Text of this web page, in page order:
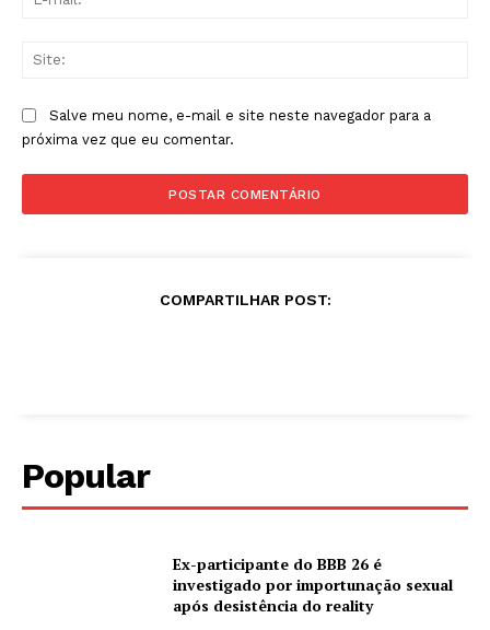
Salve meu nome, e-mail e site neste navegador para a
próxima vez que eu comentar.
COMPARTILHAR POST:
Popular
Ex-participante do BBB 26 é
investigado por importunação sexual
após desistência do reality